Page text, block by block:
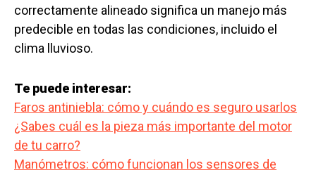
correctamente alineado significa un manejo más
predecible en todas las condiciones, incluido el
clima lluvioso.
Te puede interesar:
Faros antiniebla: cómo y cuándo es seguro usarlos
¿Sabes cuál es la pieza más importante del motor
de tu carro?
Manómetros: cómo funcionan los sensores de